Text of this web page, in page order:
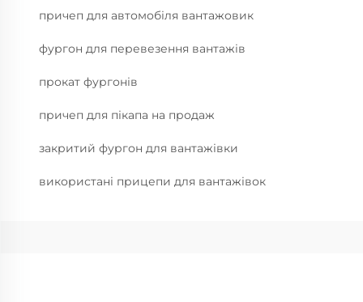
причеп для автомобіля вантажовик
фургон для перевезення вантажів
прокат фургонів
причеп для пікапа на продаж
закритий фургон для вантажівки
використані прицепи для вантажівок